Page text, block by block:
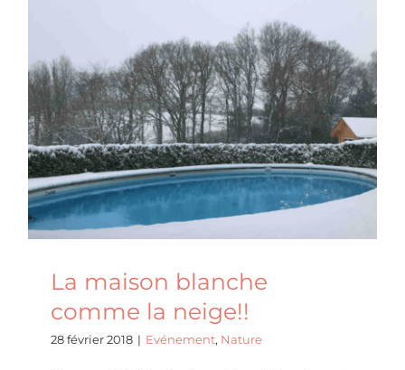
&
WAVES
La maison blanche comme la
neige!!
Evénement Nature
La maison blanche
comme la neige!!
28 février 2018 | Evénement, Nature